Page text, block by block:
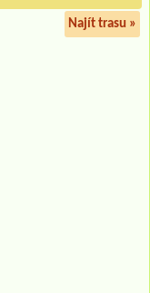
Najít trasu »